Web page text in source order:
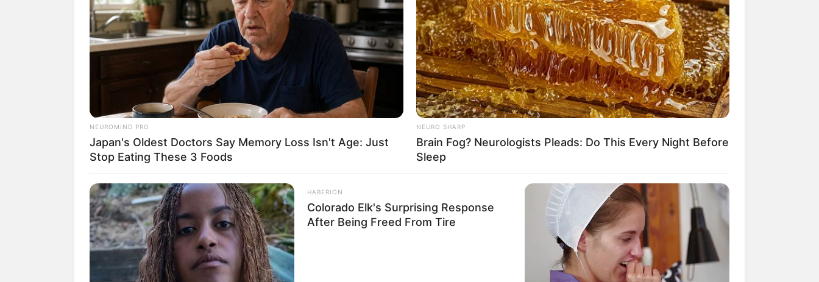
Maçã de garrafa PET
NEUROMIND PRO
Japan's Oldest Doctors Say Memory Loss Isn't Age: Just
Stop Eating These 3 Foods
NEURO SHARP
Brain Fog? Neurologists Pleads: Do This Every Night Before
Sleep
HABERION
Colorado Elk's Surprising Response
After Being Freed From Tire